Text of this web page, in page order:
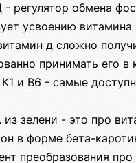
- регулятор обмена
усвоению
д сложно
принимать его в
и В6 - самые
зелени - это про
в форме бета-
преобразования